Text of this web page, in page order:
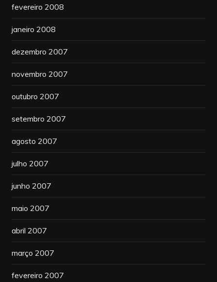
fevereiro 2008
janeiro 2008
dezembro 2007
novembro 2007
outubro 2007
setembro 2007
agosto 2007
julho 2007
junho 2007
maio 2007
abril 2007
março 2007
fevereiro 2007